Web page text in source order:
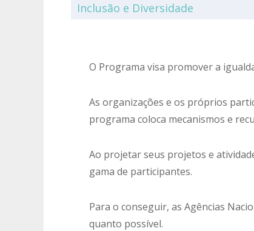
Inclusão e Diversidade
O Programa visa promover a
As organizações e os próprios
programa coloca mecanismos e
Ao projetar seus projetos e
gama de participantes.
Para o conseguir, as Agências
quanto possível.